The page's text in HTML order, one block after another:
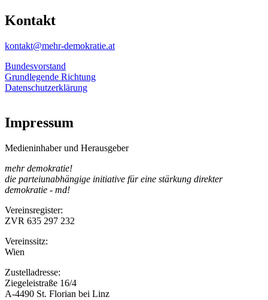
Kontakt
kontakt@mehr-demokratie.at
Bundesvorstand
Grundlegende Richtung
Datenschutzerklärung
Impressum
Medieninhaber und Herausgeber
mehr demokratie!
die parteiunabhängige initiative für eine stärkung direkter
demokratie - md!
Vereinsregister:
ZVR 635 297 232
Vereinssitz:
Wien
Zustelladresse:
Ziegeleistraße 16/4
A-4490 St. Florian bei Linz